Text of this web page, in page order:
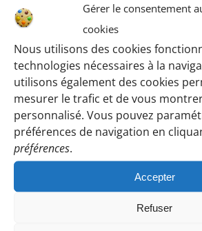
Gérer le consentement
cookies
Nous utilisons des cookies
technologies nécessaires à la
utilisons également des cookies
mesurer le trafic et de vous
personnalisé. Vous pouvez
préférences de navigation en
préférences.
Accepter
Refuser